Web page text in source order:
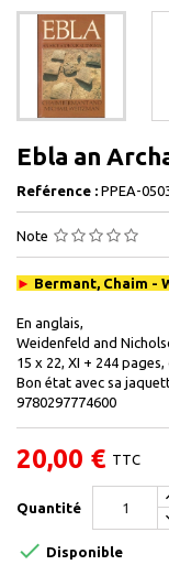
Ebla an
Reférence : PPEA-
Note
► Bermant, Chaim -
En anglais,
Weidenfeld and
15 x 22, XI + 244
Bon état avec sa
9780297774600
20,00 € TTC
Quantité
 Disponible